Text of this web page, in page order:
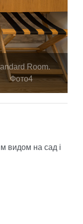
Room.
Фото4
видом на сад і